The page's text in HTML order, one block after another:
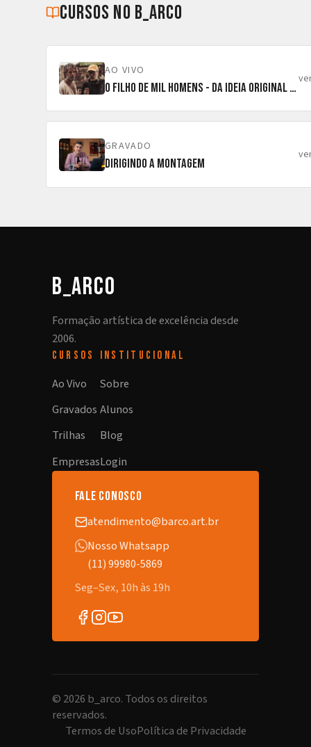
cursos no b_arco
AO VIVO
O Filho de Mil Homens - da ideia original ao corte final
GRAVADO
Dirigindo a Montagem
b_arco
Formação artística de excelência desde
2006.
CURSOS
Ao Vivo
Gravados
Trilhas
Empresas
INSTITUCIONAL
Sobre
Alunos
Blog
Login
fale conosco
atendimento@barco.art.br
Nosso Whatsapp
(11) 99980-5869
Seg–Sex, 10h às 19h
© 2026 b_arco. Todos os direitos
reservados.
Termos de UsoPolítica de Privacidade